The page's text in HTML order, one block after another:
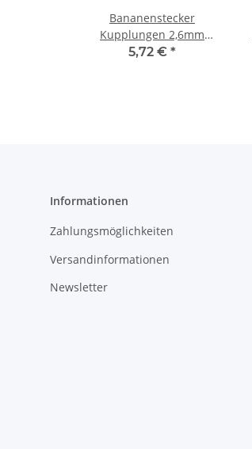
Bananenstecker
Kupplungen 2,6mm
Miniatur Buchsen
5,72 € *
Informationen
Zahlungsmöglichkeiten
Versandinformationen
Newsletter